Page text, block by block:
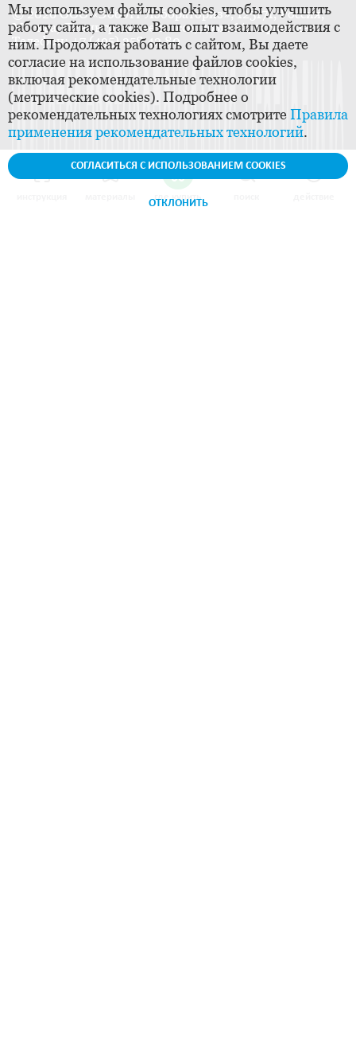
где купить
© 2026 ООО «Эбботт Лэбораториз», 125171, Россия,
Москва, Ленинградское шоссе, дом 16А, строение 1.
Телефон: +7 (495) 258 42 80
Мы используем файлы cookies, чтобы улучшить
работу сайта, а также Ваш опыт взаимодействия с
ним. Продолжая работать с сайтом, Вы даете
согласие на использование файлов cookies,
включая рекомендательные технологии
(метрические cookies). Подробнее о
рекомендательных технологиях смотритеПравила
применения рекомендательных технологий.
СОГЛАСИТЬСЯ С ИСПОЛЬЗОВАНИЕМ COOKIES
ОТКЛОНИТЬ